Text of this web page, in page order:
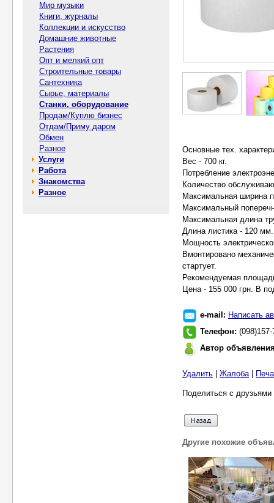
Мир музыки
Книги, журналы
Коллекции и искусство
Домашние животные
Растения
Опт и мелкий опт
Строительные товары
Сантехника
Сырье, материалы
Станки, оборудование
Продам/Куплю бизнес
Отдам/Приму даром
Обмен
Разное
Услуги
Работа
Знакомства
Разное
Основные тех.
Вес - 700 кг.
Потребление
Количество
Максимальная ширина
Максимальный
Максимальная длина
Длина листика - 120 мм.
Мощность
Вмонтировано
стартует.
Рекомендуемая
Цена - 155 000 грн. В
e-mail: Написать
Телефон: (098)157-
Автор
Удалить Жалоба|
Поделиться с
Другие похожие